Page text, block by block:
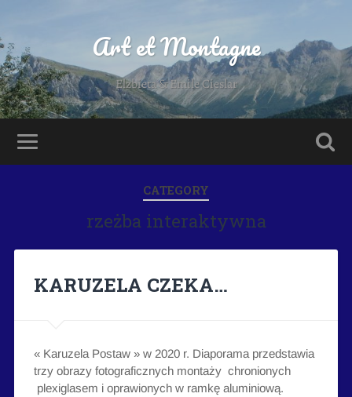
Art et Montagne
Elzbieta & Emile Cieslar
CATEGORY
rzeżba interaktywna
KARUZELA CZEKA…
« Karuzela Postaw » w 2020 r. Diaporama przedstawia
trzy obrazy fotograficznych montaży chronionych
plexiglasem i oprawionych w ramkę aluminiową.